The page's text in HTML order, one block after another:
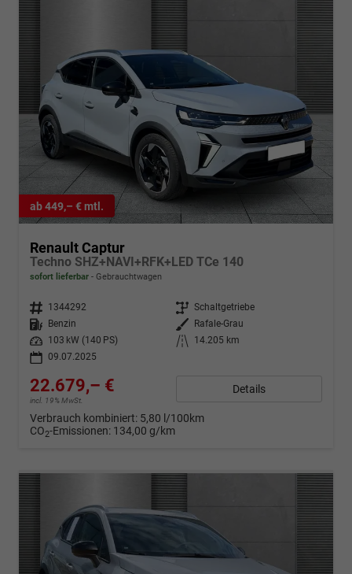
ab 449,– € mtl.
Renault Captur
Techno SHZ+NAVI+RFK+LED TCe 140
sofort lieferbar Gebrauchtwagen
Fahrzeugnr. 1344292 Getriebe Schaltgetriebe
Kraftstoff
Benzin Außenfarbe
Rafale-Grau
Leistung
103 kW (140 PS) Kilometerstand
14.205 km
09.07.2025
22.679,– €
incl. 19% MwSt.
Details
Verbrauch kombiniert: 5,80 l/100km
CO2-Emissionen: 134,00 g/km